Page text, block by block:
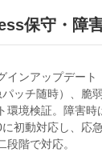
保守・障
インアップデート
ッチ随時）、脆
環境検証。障害時
初動対応し、応
段階で対応。